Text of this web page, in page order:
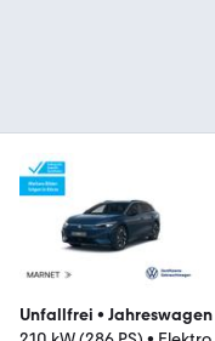
Unfallfrei • Jahreswagen